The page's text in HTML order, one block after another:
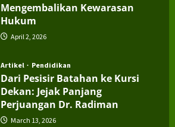
Mengembalikan Kewarasan
Hukum
April 2, 2026
Artikel Pendidikan
Dari Pesisir Batahan ke Kursi
Dekan: Jejak Panjang
Perjuangan Dr. Radiman
March 13, 2026